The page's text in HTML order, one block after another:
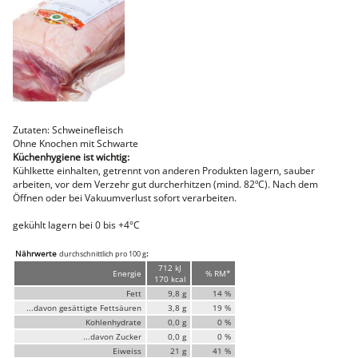
Faschiertes
DELUXE SCHWEIN
STEAKS
DELUXE Rind
Steaks vom SCHWEIN
Nemetz-Menü
Wurstwaren
Putenwurst
Aufschnittwurst
Stangenwurst
Leberkäse
Würstel
Schinken
Selchwaren
Schinken
Fische
Meeresfrüchte
Fisch
Zutaten: Schweinefleisch
Ohne Knochen mit Schwarte
Küchenhygiene ist wichtig:
Kühlkette einhalten, getrennt von anderen Produkten lagern, sauber
arbeiten, vor dem Verzehr gut durcherhitzen (mind. 82ºC). Nach dem
Öffnen oder bei Vakuumverlust sofort verarbeiten.
gekühlt lagern bei 0 bis +4°C
Nährwerte durchschnittlich pro 100 g:
Energie
712 kJ
170 kcal
% RM*
Fett
9,8 g
14 %
...davon gesättigte Fettsäuren
3,8 g
19 %
Kohlenhydrate
0,0 g
0 %
...davon Zucker
0,0 g
0 %
Eiweiss
21 g
41 %